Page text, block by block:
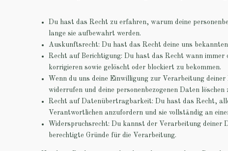
Du hast das Recht zu erfahren, warum deine
lange sie aufbewahrt werden.
Auskunftsrecht: Du hast das Recht deine uns
Recht auf Berichtigung: Du hast das Recht wann immer
korrigieren sowie gelöscht oder blockiert zu bekommen.
Wenn du uns deine Einwilligung zur Verarbeitung
widerrufen und deine personenbezogenen Daten löschen
Recht auf Datenübertragbarkeit: Du hast das Recht,
Verantwortlichen anzufordern und sie vollständig an
Widerspruchsrecht: Du kannst der Verarbeitung deiner
berechtigte Gründe für die Verarbeitung.